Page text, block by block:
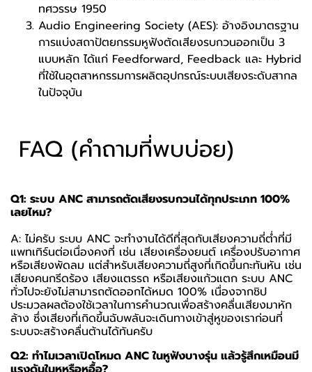
ทศวรรษ 1950
Audio Engineering Society (AES): อ้างอิงมาตรฐาน
การแบ่งสถาปัตยกรรมหูฟังตัดเสียงรบกวนออกเป็น 3
แบบหลัก ได้แก่ Feedforward, Feedback และ Hybrid
ที่ใช้ในอุตสาหกรรมการผลิตอุปกรณ์ระบบเสียงระดับสากล
ในปัจจุบัน
FAQ (คำถามที่พบบ่อย)
Q1: ระบบ ANC สามารถตัดเสียงรบกวนได้ทุกประเภท 100%
เลยไหม?
A: ไม่ครับ ระบบ ANC จะทำงานได้ดีที่สุดกับเสียงความถี่ต่ำที่มี
แพทเทิร์นต่อเนื่องคงที่ เช่น เสียงเครื่องยนต์ เครื่องปรับอากาศ
หรือเสียงพัดลม แต่สำหรับเสียงความถี่สูงที่เกิดขึ้นกะทันหัน เช่น
เสียงคนกรีดร้อง เสียงแตรรถ หรือเสียงแก้วแตก ระบบ ANC
ทั่วไปจะยังไม่สามารถตัดออกได้หมด 100% เนื่องจากชิป
ประมวลผลต้องใช้เวลาในการคำนวณเพื่อสร้างคลื่นเสียงมาหัก
ล้าง ซึ่งเสียงที่เกิดขึ้นฉับพลันจะเดินทางเข้าสู่หูของเราก่อนที่
ระบบจะสร้างคลื่นต้านได้ทันครับ
Q2: ทำไมเวลาเปิดโหมด ANC ในหูฟังบางรุ่น แล้วรู้สึกเหมือนมี